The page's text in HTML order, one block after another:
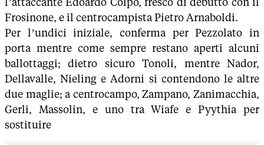
Frosinone, e il centrocampista Pietro Arnaboldi.
Per l’undici iniziale, conferma per Pezzolato in
porta mentre come sempre restano aperti alcuni
ballottaggi; dietro sicuro Tonoli, mentre Nador,
Dellavalle, Nieling e Adorni si contendono le altre
due maglie; a centrocampo, Zampano, Zanimacchia,
Gerli, Massolin, e uno tra Wiafe e Pyythia per
sostituire